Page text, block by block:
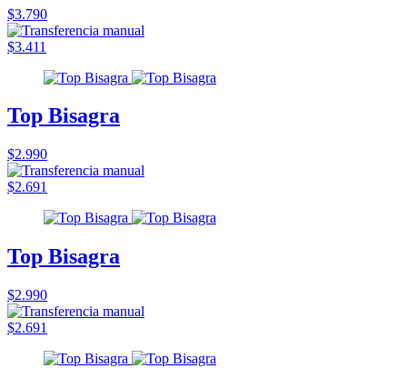
$3.790
$3.411
Top Bisagra
$2.990
$2.691
Top Bisagra
$2.990
$2.691